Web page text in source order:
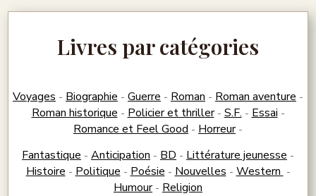
Livres par catégories
Voyages - Biographie - Guerre - Roman - Roman aventure -
Roman historique - Policier et thriller- S.F. - Essai -
Romance et Feel Good - Horreur-
Fantastique - Anticipation - BD - Littérature jeunesse -
Histoire - Politique - Poésie - Nouvelles - Western -
Humour- Religion